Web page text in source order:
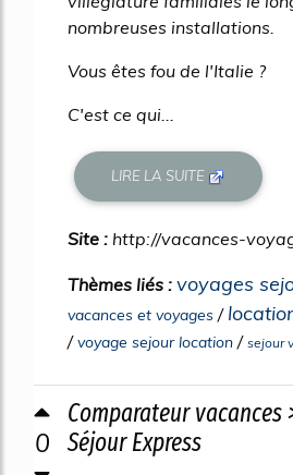
nombreuses installations.
Vous êtes fou de l'Italie ?
C'est ce qui...
LIRE LA SUITE
Site : http://vacances-
Thèmes liés : voyages
vacances et voyages /
/voyage sejour location / sejour
0
Comparateur vacances
Séjour Express